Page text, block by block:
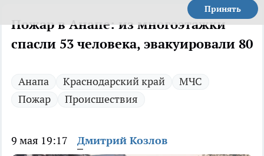
Принять
Пожар в Анапе: из многоэтажки
спасли 53 человека, эвакуировали 80
Анапа Краснодарский край
МЧС
Пожар
Происшествия
9 мая 19:17 Дмитрий Козлов